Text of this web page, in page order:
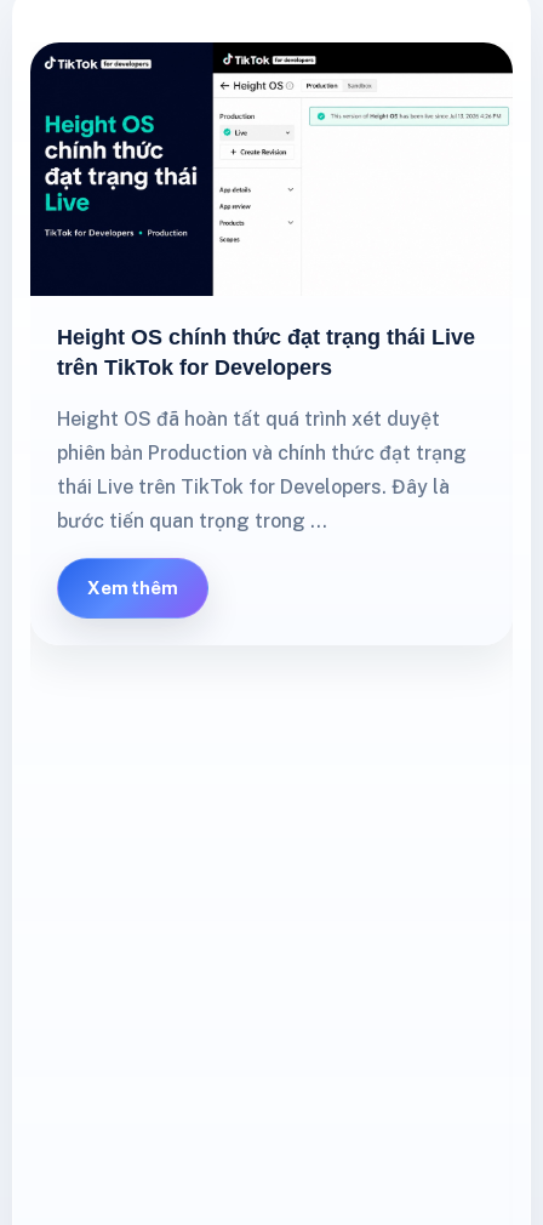
Height OS chính thức đạt trạng thái Live
trên TikTok for Developers
Height OS đã hoàn tất quá trình xét duyệt
phiên bản Production và chính thức đạt trạng
thái Live trên TikTok for Developers. Đây là
bước tiến quan trọng trong …
Xem thêm